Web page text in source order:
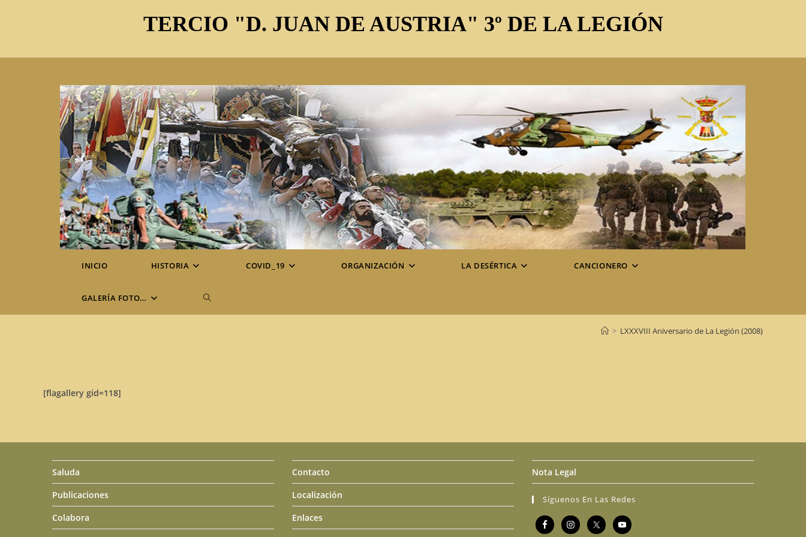
TERCIO "D. JUAN DE AUSTRIA" 3º DE LA LEGIÓN
INICIO HISTORIA COVID_19 ORGANIZACIÓN LA DESÉRTICA CANCIONERO
GALERÍA FOTO… Alternar
> LXXXVIII Aniversario de La Legión (2008)
[flagallery gid=118]
Saluda
Publicaciones
Colabora
Contacto
Localización
Enlaces
Nota Legal
Síguenos En Las Redes